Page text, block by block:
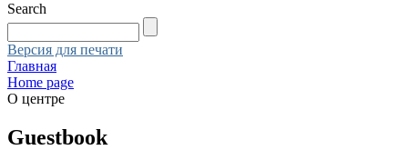
Search
Версия для печати
Главная
Home page
О центре
Guestbook